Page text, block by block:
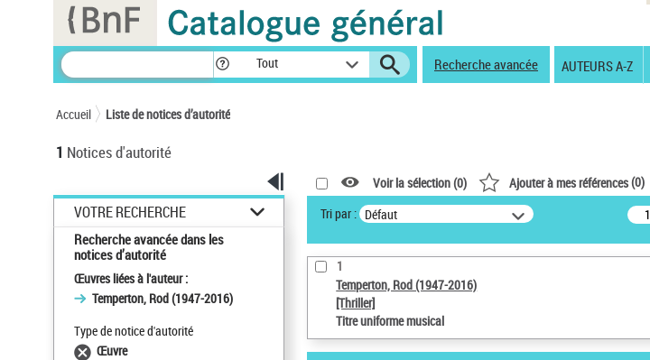
Tout Recherche avancée AUTEURS A-Z
Accueil Liste de notices d’autorité
1 Notices d'autorité
VOTRE RECHERCHE
Recherche avancée dans les
notices d’autorité
Œuvres liées à l'auteur :
Temperton, Rod (1947-2016)
Type de notice d'autorité
Œuvre
Voir la sélection (0) Ajouter à mes références(0)
Tri par : Défaut
1
Temperton, Rod (1947-2016)
[Thriller]
Titre uniforme musical
Panneau de gestion des cookies